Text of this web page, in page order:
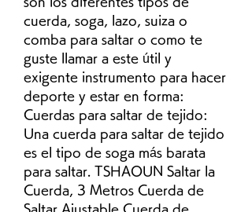
cuerda, soga, lazo, suiza o
comba para saltar o como te
guste llamar a este útil y
exigente instrumento para hacer
deporte y estar en forma:
Cuerdas para saltar de tejido:
Una cuerda para saltar de tejido
es el tipo de soga más barata
para saltar. TSHAOUN Saltar la
Cuerda, 3 Metros Cuerda de
Saltar Ajustable Cuerda de